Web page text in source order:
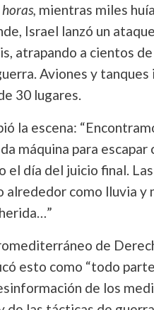
mientras miles
Israel lanzó un
atrapando a cientos
Aviones y tanques
30 lugares.
la escena:
máquina para escapar
el día del juicio final.
alrededor como lluvia y
de
esto como “todo
de los